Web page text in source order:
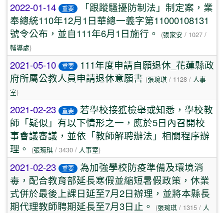
2022-01-14 重要
「跟蹤騷擾防制法」制定案，業
奉總統110年12月1日華總一義字第11000108131
號令公布，並自111年6月1日施行。
(張家安 / 1027 /
輔導處)
2021-05-10 重要
111年度申請自願退休_花蓮縣政
府所屬公教人員申請退休意願書 (張琬琪 / 1128 / 人事
室)
2021-02-23 重要
若學校接獲檢舉或知悉，學校教
師「疑似」有以下情形之一，應於5日內召開校
事會議審議，並依「教師解聘辦法」相關程序辦
理。
(張琬琪 / 3430 / 人事室)
2021-02-23 重要
為加強學校防疫準備及環境消
毒，配合教育部延長寒假並縮短暑假政策，休業
式併於最後上課日延至7月2日辦理，並將本縣長
期代理教師聘期延長至7月3日止。
(張琬琪 / 1315 / 人